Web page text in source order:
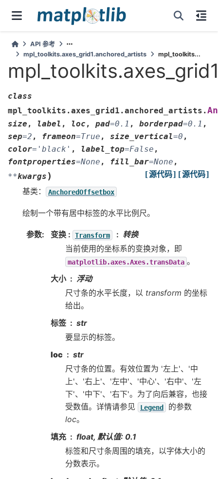
API 参考
mpl_toolkits.axes_grid1.anchored_artists
mpl_toolkits...
class
mpl_toolkits.axes_grid1.anchored_artists.
size , label , loc , pad=0.1 , borderpad=0.1 ,
sep=2 , frameon=True , size_vertical=0 ,
color= 'black' , label_top=False ,
fontproperties=None , fill_bar=None ,
**kwargs ) [源代码]
[源代码]
基类： AnchoredOffsetbox
绘制一个带有居中标签的水平比例尺。
参数: 变换 : Transform
转换
当前使用的坐标系的变换对象，即
matplotlib.axes.Axes.transData 。
大小
浮动
尺寸条的水平长度，以 transform 的坐标
给出。
标签
str
要显示的标签。
loc
str
尺寸条的位置。有效位置为 '左上'、'中
上'、'右上'、'左中'、'中心'、'右中'、'左
下'、'中下'、'右下'。为了向后兼容，也接
受数值。详情请参见
Legend
的参数
loc。
填充
float, 默认值: 0.1
标签和尺寸条周围的填充，以字体大小的
分数表示。